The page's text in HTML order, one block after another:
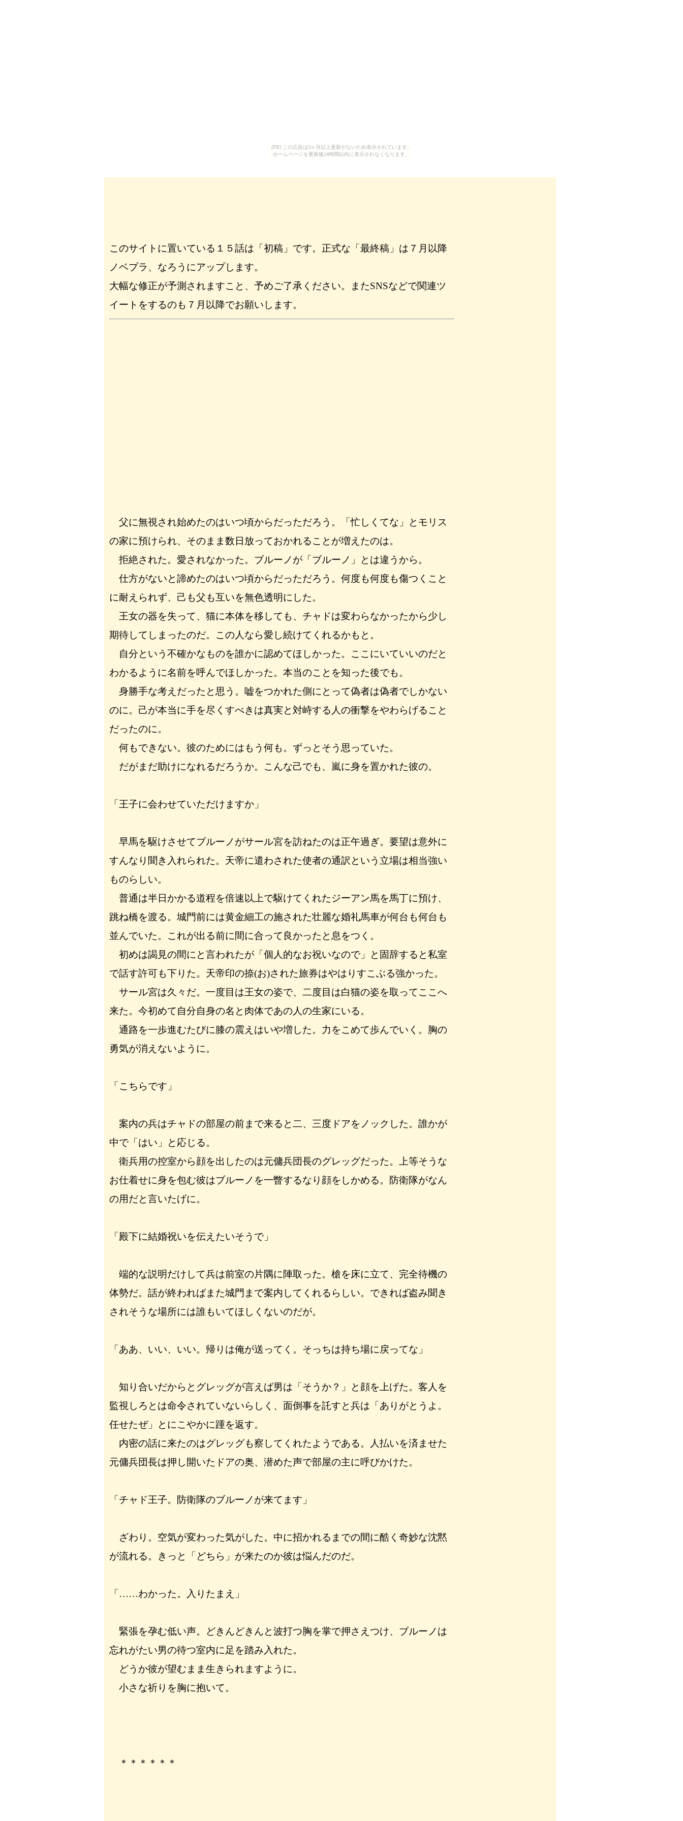
[PR] この広告は3ヶ月以上更新がないため表示されています。
ホームページを更新後24時間以内に表示されなくなります。
このサイトに置いている１５話は「初稿」です。正式な「最終稿」は７月以降
ノベプラ、なろうにアップします。
大幅な修正が予測されますこと、予めご了承ください。またSNSなどで関連ツ
イートをするのも７月以降でお願いします。
父に無視され始めたのはいつ頃からだっただろう。「忙しくてな」とモリス
の家に預けられ、そのまま数日放っておかれることが増えたのは。
拒絶された。愛されなかった。ブルーノが「ブルーノ」とは違うから。
仕方がないと諦めたのはいつ頃からだっただろう。何度も何度も傷つくこと
に耐えられず、己も父も互いを無色透明にした。
王女の器を失って、猫に本体を移しても、チャドは変わらなかったから少し
期待してしまったのだ。この人なら愛し続けてくれるかもと。
自分という不確かなものを誰かに認めてほしかった。ここにいていいのだと
わかるように名前を呼んでほしかった。本当のことを知った後でも。
身勝手な考えだったと思う。嘘をつかれた側にとって偽者は偽者でしかない
のに。己が本当に手を尽くすべきは真実と対峙する人の衝撃をやわらげること
だったのに。
何もできない。彼のためにはもう何も。ずっとそう思っていた。
だがまだ助けになれるだろうか。こんな己でも、嵐に身を置かれた彼の。
「王子に会わせていただけますか」
早馬を駆けさせてブルーノがサール宮を訪ねたのは正午過ぎ。要望は意外に
すんなり聞き入れられた。天帝に遣わされた使者の通訳という立場は相当強い
ものらしい。
普通は半日かかる道程を倍速以上で駆けてくれたジーアン馬を馬丁に預け、
跳ね橋を渡る。城門前には黄金細工の施された壮麗な婚礼馬車が何台も何台も
並んでいた。これが出る前に間に合って良かったと息をつく。
初めは謁見の間にと言われたが「個人的なお祝いなので」と固辞すると私室
で話す許可も下りた。天帝印の捺(お)された旅券はやはりすこぶる強かった。
サール宮は久々だ。一度目は王女の姿で、二度目は白猫の姿を取ってここへ
来た。今初めて自分自身の名と肉体であの人の生家にいる。
通路を一歩進むたびに膝の震えはいや増した。力をこめて歩んでいく。胸の
勇気が消えないように。
「こちらです」
案内の兵はチャドの部屋の前まで来ると二、三度ドアをノックした。誰かが
中で「はい」と応じる。
衛兵用の控室から顔を出したのは元傭兵団長のグレッグだった。上等そうな
お仕着せに身を包む彼はブルーノを一瞥するなり顔をしかめる。防衛隊がなん
の用だと言いたげに。
「殿下に結婚祝いを伝えたいそうで」
端的な説明だけして兵は前室の片隅に陣取った。槍を床に立て、完全待機の
体勢だ。話が終わればまた城門まで案内してくれるらしい。できれば盗み聞き
されそうな場所には誰もいてほしくないのだが。
「ああ、いい、いい。帰りは俺が送ってく。そっちは持ち場に戻ってな」
知り合いだからとグレッグが言えば男は「そうか？」と顔を上げた。客人を
監視しろとは命令されていないらしく、面倒事を託すと兵は「ありがとうよ。
任せたぜ」とにこやかに踵を返す。
内密の話に来たのはグレッグも察してくれたようである。人払いを済ませた
元傭兵団長は押し開いたドアの奥、潜めた声で部屋の主に呼びかけた。
「チャド王子。防衛隊のブルーノが来てます」
ざわり。空気が変わった気がした。中に招かれるまでの間に酷く奇妙な沈黙
が流れる。きっと「どちら」が来たのか彼は悩んだのだ。
「……わかった。入りたまえ」
緊張を孕む低い声。どきんどきんと波打つ胸を掌で押さえつけ、ブルーノは
忘れがたい男の待つ室内に足を踏み入れた。
どうか彼が望むまま生きられますように。
小さな祈りを胸に抱いて。
＊＊＊＊＊＊